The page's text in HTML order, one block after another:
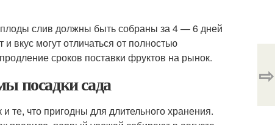
плоды слив должны быть собраны за 4 — 6 дней
вкус могут отличаться от полностью
сроков поставки фруктов на рынок.
посадки сада
те, что пригодны для длительного хранения.
⇨